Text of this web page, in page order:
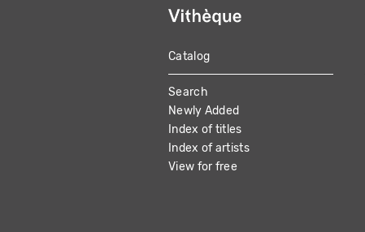
MAIN
NAVIGATION
Catalog
Search
Newly Added
Index of titles
Index of artists
View for free